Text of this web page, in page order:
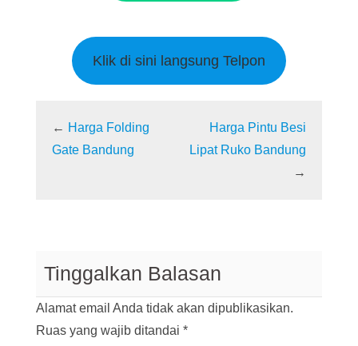
Klik di sini langsung Telpon
← Harga Folding
Gate Bandung
Harga Pintu Besi
Lipat Ruko Bandung
→
Tinggalkan Balasan
Alamat email Anda tidak akan dipublikasikan.
Ruas yang wajib ditandai *